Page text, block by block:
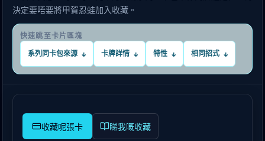
決定要唔要將甲賀忍蛙加入收藏。
快速跳至卡片區塊
系列同卡包來源 ↓ 卡牌詳情 ↓ 特性 ↓ 相同招式 ↓
睇我嘅收藏